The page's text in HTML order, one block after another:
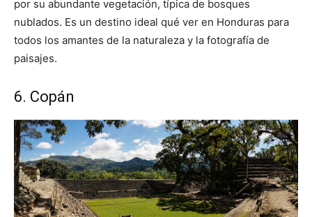
por su abundante vegetación, típica de bosques
nublados. Es un destino ideal qué ver en Honduras para
todos los amantes de la naturaleza y la fotografía de
paisajes.
6. Copán